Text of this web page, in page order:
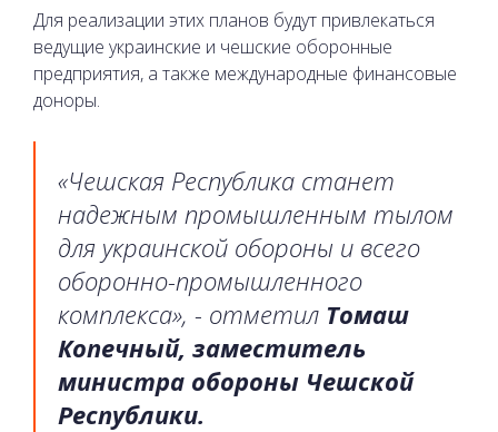
Для реализации этих планов будут привлекаться
ведущие украинские и чешские оборонные
предприятия, а также международные финансовые
доноры.
«Чешская Республика станет
надежным промышленным тылом
для украинской обороны и всего
оборонно-промышленного
комплекса», - отметил Томаш
Копечный, заместитель
министра обороны Чешской
Республики.